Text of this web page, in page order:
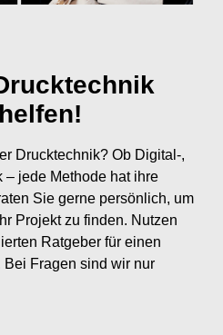
Drucktechnik? Ob Digital-,
– jede Methode hat ihre
Sie gerne persönlich, um
Projekt zu finden. Nutzen
Ratgeber für einen
Fragen sind wir nur